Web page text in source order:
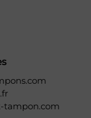
tampon.com